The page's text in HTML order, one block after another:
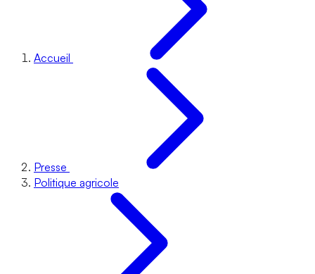
Accueil
Presse
Politique agricole